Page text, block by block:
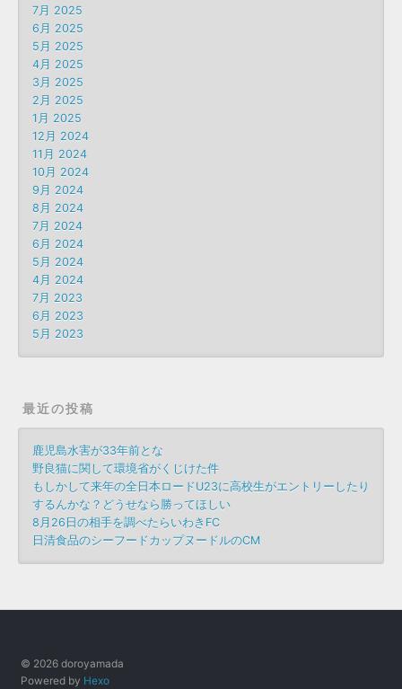
7月 2025
6月 2025
5月 2025
4月 2025
3月 2025
2月 2025
1月 2025
12月 2024
11月 2024
10月 2024
9月 2024
8月 2024
7月 2024
6月 2024
5月 2024
4月 2024
7月 2023
6月 2023
5月 2023
最近の投稿
鹿児島水害が33年前とな
野良猫に関して環境省がくじけた件
もしかして来年の全日本ロードU23に高校生がエントリーしたり
するんかな？どうせなら勝ってほしい
8月26日の相手を調べたらいわきFC
日清食品のシーフードカップヌードルのCM
© 2026 doroyamada
Powered by Hexo